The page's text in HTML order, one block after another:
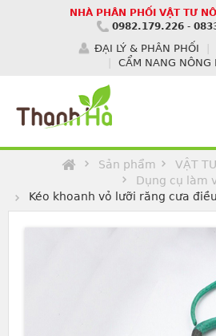
NHÀ PHÂN PHỐI VẬT TƯ
0982.179.226 -
ĐẠI LÝ & PHÂN PHỐI
CẨM NANG NÔNG
Sản phẩm
VẬT
Dụng cụ làm
Kéo khoanh vỏ lưỡi răng cưa